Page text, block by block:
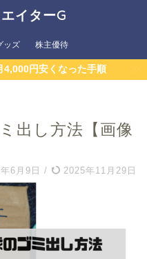
イターG
ッズ 株主優待
4,000円安くなった手順
出し方法【画像
6月9日 / 2025年11月29日